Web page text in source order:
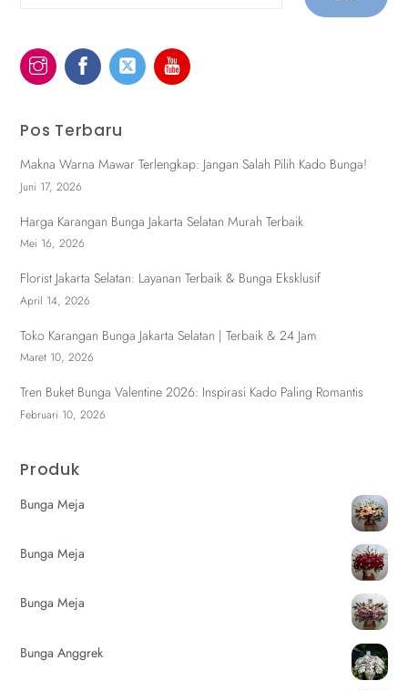
Pos Terbaru
Makna Warna Mawar Terlengkap: Jangan Salah Pilih Kado Bunga!
Juni 17, 2026
Harga Karangan Bunga Jakarta Selatan Murah Terbaik
Mei 16, 2026
Florist Jakarta Selatan: Layanan Terbaik & Bunga Eksklusif
April 14, 2026
Toko Karangan Bunga Jakarta Selatan | Terbaik & 24 Jam
Maret 10, 2026
Tren Buket Bunga Valentine 2026: Inspirasi Kado Paling Romantis
Februari 10, 2026
Produk
Bunga Meja
Bunga Meja
Bunga Meja
Bunga Anggrek